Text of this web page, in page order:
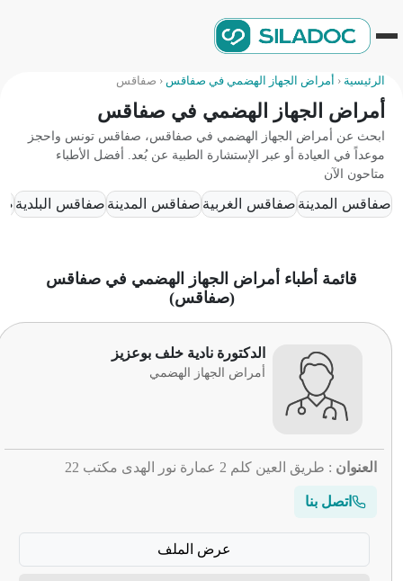
الرئيسية‹أمراض الجهاز الهضمي في صفاقس‹صفاقس
أمراض الجهاز الهضمي في صفاقس
ابحث عن أمراض الجهاز الهضمي في صفاقس، صفاقس تونس واحجز
موعداً في العيادة أو عبر الإستشارة الطبية عن بُعد. أفضل الأطباء
متاحون الآن
صفاقس المدينةصفاقس الغربيةصفاقس المدينةصفاقس البلدية
قائمة أطباء أمراض الجهاز الهضمي في صفاقس
(صفاقس)
الدكتورة نادية خلف بوعزيز
أمراض الجهاز الهضمي
العنوان : طريق العين كلم 2 عمارة نور الهدى مكتب 22
اتصل بنا
عرض الملف